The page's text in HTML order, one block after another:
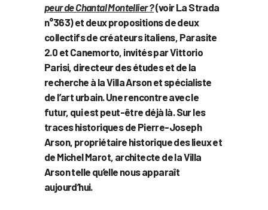
peur de Chantal Montellier ?(voir La Strada
n°363) et deux propositions de deux
collectifs de créateurs italiens, Parasite
2.0 et Canemorto, invités par Vittorio
Parisi, directeur des études et de la
recherche à la Villa Arson et spécialiste
de l’art urbain. Une rencontre avec le
futur, qui est peut-être déjà là. Sur les
traces historiques de Pierre-Joseph
Arson, propriétaire historique des lieux et
de Michel Marot, architecte de la Villa
Arson telle qu’elle nous apparaît
aujourd’hui.